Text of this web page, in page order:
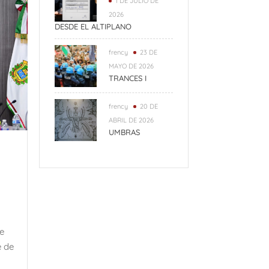
de
2026
DESDE EL ALTIPLANO
frency
23 DE
MAYO DE 2026
TRANCES I
frency
20 DE
ABRIL DE 2026
UMBRAS